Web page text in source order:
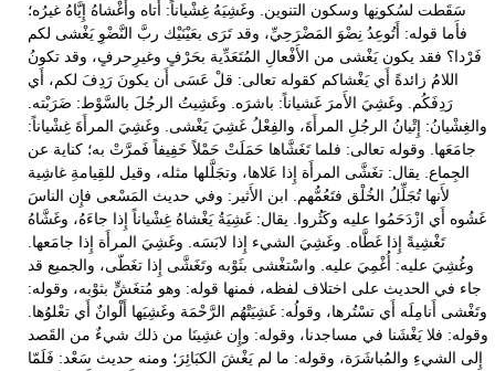
سَقَطت لسُكونِها وسكون التنوين. وغَشِيَهُ غِشْياناً: أَتاه وأَغْشاهُ إِيَّاهُ غيرُه؛
فأَما قوله: أَتُوعِدُ نِضْوَ المَضْرَحِيِّ، وقد تَرَى بعَيْنَيْك ربَّ النَّضْوِ يَغْشى لكم
فَرْدا؟ فقد يكون يَغْشى من الأَفْعالِ المُتَعَدِّية بحَرْفٍ وغيرِحرفٍ، وقد تكونُ
اللامُ زائدةً أَي يَغْشاكم كقوله تعالى: قلْ عَسَى أَن يكونَ رَدِفَ لكم، أَي
رَدِفَكُم. وغَشِيَ الأَمرَ غَشياناً: باشرَه. وغَشِيتُ الرجُلَ بالسَّوْط: ضَرَبْته.
والغِشْيانُ: إِتْيانُ الرجُلِ المرأَةَ، والفِعْلُ غَشِيَ يَغْشى. وغَشِيَ المرأَةَ غِشْياناً:
جامَعَها. وقوله تعالى: فلما تَغَشَّاها حَمَلَتْ حَمْلاً خَفِيفاً فَمرَّتْ به؛ كناية عن
الجِماع. يقال: تغَشَّى المرأَة إِذا عَلاها، وتجَلَّلها مثله، وقيل للقِيامةِ غاشِية
لأَنها تُجَلِّلُ الخُلْق فتَعُمُّهم. ابن الأَثير: وفي حديث المَسْعى فإِن الناسَ
غَشُوه أَي ازْدَحَمُوا عليه وكَثُروا. يقال: غَشِيَةُ يَغْشاهُ غِشْياناً إِذا جاءَهُ، وغَشَّاهُ
تَغْشِيةً إِذا غَطَّاه. وغَشِيَ الشيء إِذا لابَسَه. وغَشِيَ المرأَة إِذا جامَعها.
وغُشِيَ عليه: أُغْمِيَ عليه. واسْتغْشى بثَوْبه وتَغَشَّى إِذا تغَطّى، والجميع قد
جاء في الحديث على اختلاف لفظه، فمنها قوله: وهو مُتغَشٍّ بثوْبه، وقوله:
وتَغْشى أَنامِلَه أَي تسْتُرها، وقولُه: غَشِيَتْهُم الرَّحْمَة وغَشِيَها أَلْوانٌ أَي تعْلوُها.
وقوله: فلا يَغْشَنا في مساجدنا، وقوله: وإِن غشِينَا من ذلك شيءٌ من القَصد
إِلى الشيءِ والمُباشَرَة، وقوله: ما لم يَغْشَ الكبَائِرَ؛ ومنه حديث سَعْد: فَلَمّا